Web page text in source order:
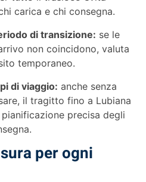
carica e chi consegna.
di transizione: se le
non coincidono, valuta
temporaneo.
di viaggio: anche senza
il tragitto fino a Lubiana
precisa degli
per ogni